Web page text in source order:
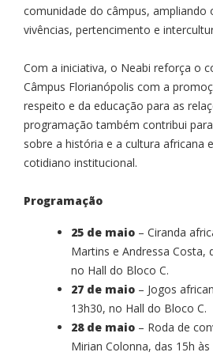
comunidade do câmpus, ampliando
vivências, pertencimento e
Com a iniciativa, o Neabi reforça o
Câmpus Florianópolis com a
respeito e da educação para as
programação também contribui
sobre a história e a cultura africana
cotidiano institucional.
Programação
25 de maio – Ciranda
Martins e Andressa Costa,
no Hall do Bloco C.
27 de maio – Jogos
13h30, no Hall do Bloco C.
28 de maio – Roda de
Mirian Colonna, das 15h